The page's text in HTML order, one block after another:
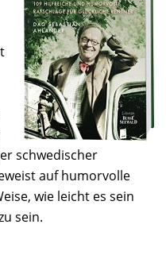
schwedischer
auf humorvolle
wie leicht es sein
sein.